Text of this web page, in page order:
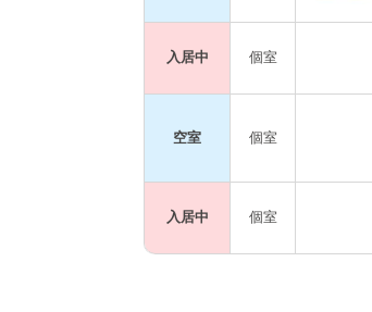
入居中 個室
空室 個室
入居中 個室